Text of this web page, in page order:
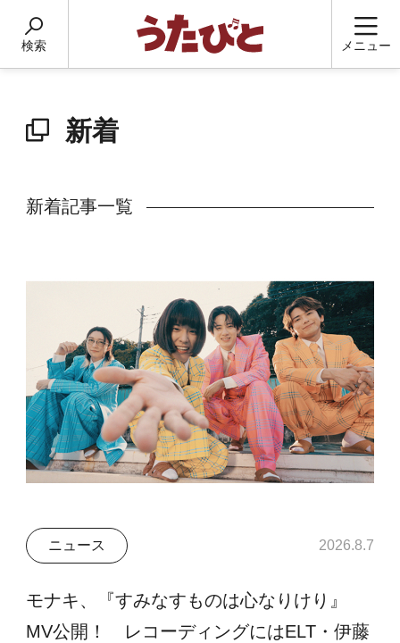
検索 メニュー
新着
新着記事一覧
ニュース 2026.8.7
モナキ、『すみなすものは心なりけり』
MV公開！ レコーディングにはELT・伊藤